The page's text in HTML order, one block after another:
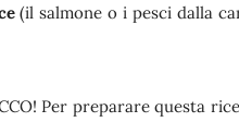
(il salmone o i pesci dalla
Per preparare questa